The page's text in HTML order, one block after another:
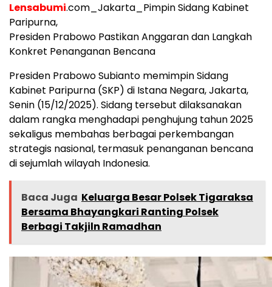
Lensabumi.com_Jakarta_Pimpin Sidang Kabinet
Paripurna,
Presiden Prabowo Pastikan Anggaran dan Langkah
Konkret Penanganan Bencana
Presiden Prabowo Subianto memimpin Sidang
Kabinet Paripurna (SKP) di Istana Negara, Jakarta,
Senin (15/12/2025). Sidang tersebut dilaksanakan
dalam rangka menghadapi penghujung tahun 2025
sekaligus membahas berbagai perkembangan
strategis nasional, termasuk penanganan bencana
di sejumlah wilayah Indonesia.
Baca Juga Keluarga Besar Polsek Tigaraksa
Bersama Bhayangkari Ranting Polsek
Berbagi Takjiln Ramadhan